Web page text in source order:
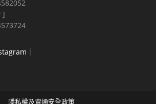
]
｜
隱私權及資通安全政策